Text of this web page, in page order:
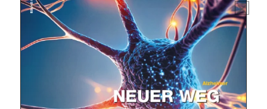
Mit dem |transkript-Newsletter
jede Woche aktuell informiert.